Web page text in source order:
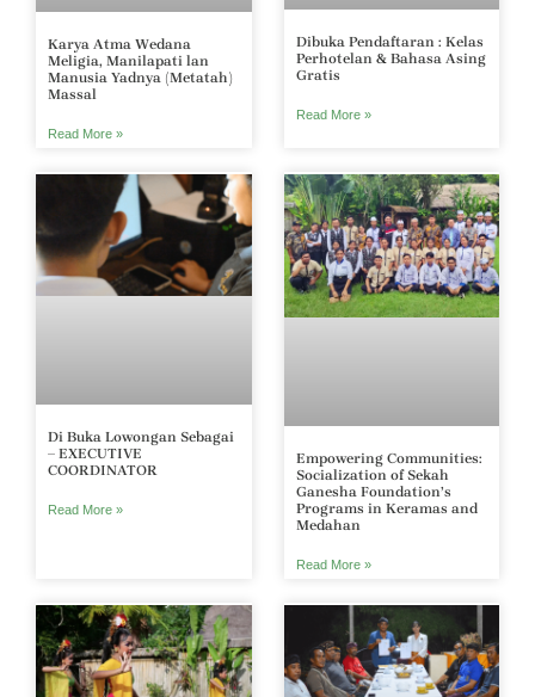
Karya Atma Wedana
Meligia, Manilapati lan
Manusia Yadnya (Metatah)
Massal
Read More »
Dibuka Pendaftaran : Kelas
Perhotelan & Bahasa Asing
Gratis
Read More »
Di Buka Lowongan Sebagai
– EXECUTIVE
COORDINATOR
Read More »
Empowering Communities:
Socialization of Sekah
Ganesha Foundation’s
Programs in Keramas and
Medahan
Read More »